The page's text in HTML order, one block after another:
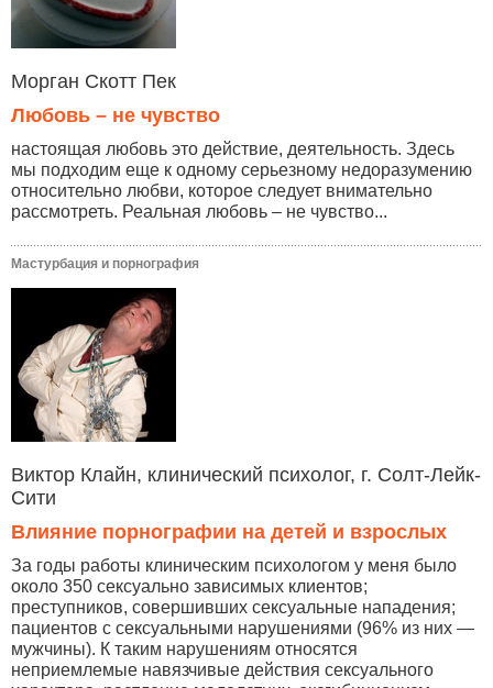
Морган Скотт Пек
Любовь – не чувство
настоящая любовь это действие, деятельность. Здесь
мы подходим еще к одному серьезному недоразумению
относительно любви, которое следует внимательно
рассмотреть. Реальная любовь – не чувство...
Мастурбация и порнография
Виктор Клайн, клинический психолог, г. Солт-Лейк-
Сити
Влияние порнографии на детей и взрослых
За годы работы клиническим психологом у меня было
около 350 сексуально зависимых клиентов;
преступников, совершивших сексуальные нападения;
пациентов с сексуальными нарушениями (96% из них —
мужчины). К таким нарушениям относятся
неприемлемые навязчивые действия сексуального